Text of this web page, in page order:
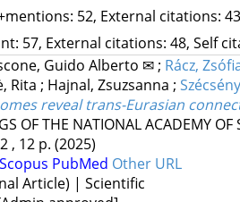
52, External citations:
57, External citations: 48, Self
Guido Alberto ✉ ; Rácz,
Rita ; Hajnal, Zsuzsanna ;
reveal trans-Eurasian
OF THE NATIONAL ACADEMY
, 12 p. (2025)
Scopus PubMed Other URL
Article) | Scientific